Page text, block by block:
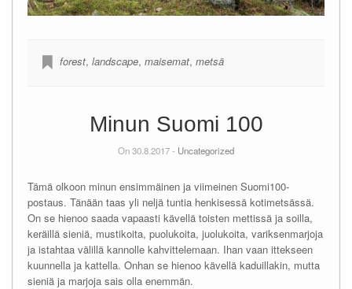
forest, landscape, maisemat, metsä
Minun Suomi 100
On 30.8.2017 - Uncategorized
Tämä olkoon minun ensimmäinen ja viimeinen Suomi100-
postaus. Tänään taas yli neljä tuntia henkisessä kotimetsässä.
On se hienoo saada vapaasti kävellä toisten mettissä ja soilla,
keräillä sieniä, mustikoita, puolukoita, juolukoita, variksenmarjoja
ja istahtaa välillä kannolle kahvittelemaan. Ihan vaan ittekseen
kuunnella ja kattella. Onhan se hienoo kävellä kaduillakin, mutta
sieniä ja marjoja sais olla enemmän.